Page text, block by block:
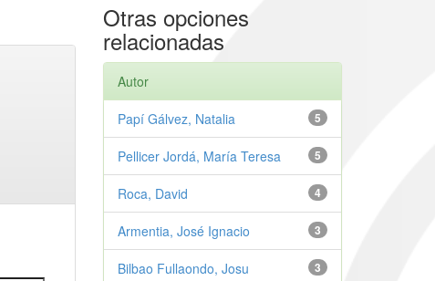
Otras opciones
relacionadas
Autor
5
Papí Gálvez, Natalia
5
Pellicer Jordá, María Teresa
4
Roca, David
3
Armentia, José Ignacio
3
Bilbao Fullaondo, Josu